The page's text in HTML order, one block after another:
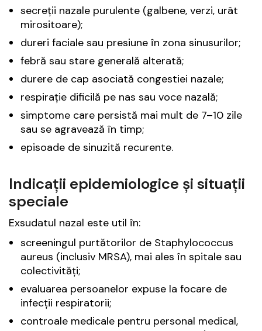
secreții nazale purulente (galbene, verzi, urât
mirositoare);
dureri faciale sau presiune în zona sinusurilor;
febră sau stare generală alterată;
durere de cap asociată congestiei nazale;
respirație dificilă pe nas sau voce nazală;
simptome care persistă mai mult de 7–10 zile
sau se agravează în timp;
episoade de sinuzită recurente.
Indicații epidemiologice și situații
speciale
Exsudatul nazal este util în:
screeningul purtătorilor de Staphylococcus
aureus (inclusiv MRSA), mai ales în spitale sau
colectivități;
evaluarea persoanelor expuse la focare de
infecții respiratorii;
controale medicale pentru personal medical,